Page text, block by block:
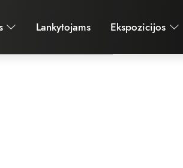
IR
Lankytojams Ekspozicijos